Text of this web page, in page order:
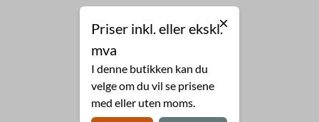
Priser inkl. eller ekskl.
mva
I denne butikken kan du
velge om du vil se prisene
med eller uten moms.